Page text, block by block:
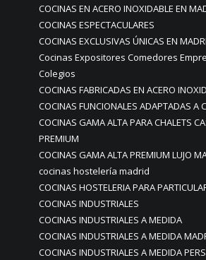
COCINAS EN ACERO INOXIDABLE EN
COCINAS ESPECTACULARES
COCINAS EXCLUSIVAS ÚNICAS EN
Cocinas Expositores Comedores
Colegios
COCINAS FABRICADAS EN ACERO
COCINAS FUNCIONALES ADAPTADAS A
COCINAS GAMA ALTA PARA CHALETS
PREMIUM
COCINAS GAMA ALTA PREMIUM LUJO
cocinas hostelería madrid
COCINAS HOSTELERIA PARA
COCINAS INDUSTRIALES
COCINAS INDUSTRIALES A MEDIDA
COCINAS INDUSTRIALES A MEDIDA
COCINAS INDUSTRIALES A MEDIDA